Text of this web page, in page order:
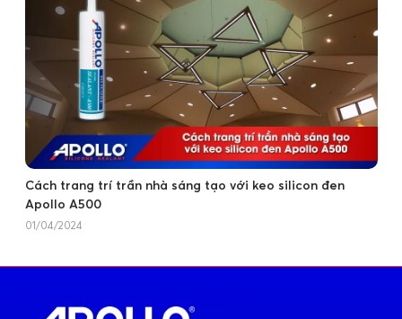
Cách trang trí trần nhà sáng tạo với keo silicon đen
Apollo A500
01/04/2024